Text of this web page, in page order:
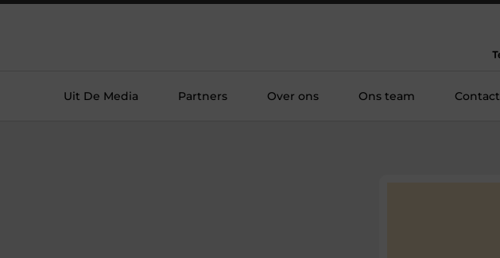
Uit De Media Partners Over ons Ons team Contact